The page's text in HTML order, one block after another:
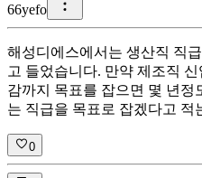
66yefo
해성디에스에서는 생산직 직
고 들었습니다. 만약 제조직
감까지 목표를 잡으면 몇 년정
는 직급을 목표로 잡겠다고 적
0